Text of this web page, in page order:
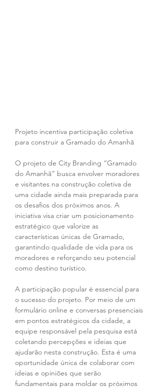
Projeto incentiva participação coletiva
para construir a Gramado do Amanhã
O projeto de City Branding “Gramado
do Amanhã” busca envolver moradores
e visitantes na construção coletiva de
uma cidade ainda mais preparada para
os desafios dos próximos anos. A
iniciativa visa criar um posicionamento
estratégico que valorize as
características únicas de Gramado,
garantindo qualidade de vida para os
moradores e reforçando seu potencial
como destino turístico.
A participação popular é essencial para
o sucesso do projeto. Por meio de um
formulário online e conversas presenciais
em pontos estratégicos da cidade, a
equipe responsável pela pesquisa está
coletando percepções e ideias que
ajudarão nesta construção. Esta é uma
oportunidade única de colaborar com
ideias e opiniões que serão
fundamentais para moldar os próximos